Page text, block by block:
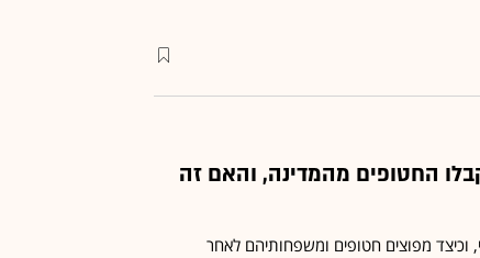
החטופים מהמדינה, והאם זה
מפוצים חטופים ומשפחותיהם לאחר